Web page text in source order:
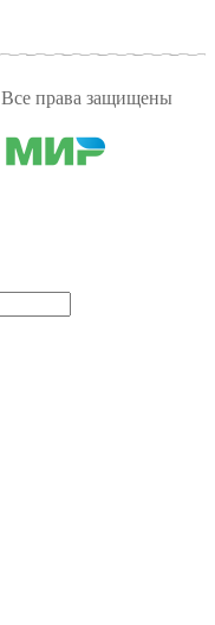
Все права защищены